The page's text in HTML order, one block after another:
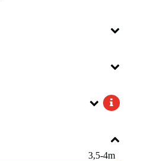
3,5-4m